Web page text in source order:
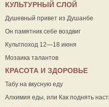
КУЛЬТУРНЫЙ СЛОЙ
Душевный привет из Душанбе
Он памятник себе воздвиг
Культпоход 12—18 июня
Мозаика талантов
КРАСОТА И ЗДОРОВЬЕ
Табу на вкусную еду
Алхимия еды, или Как поднять